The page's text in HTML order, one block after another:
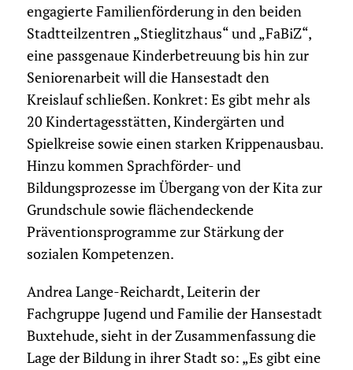
engagierte Familienförderung in den beiden
Stadtteilzentren „Stieglitzhaus“ und „FaBiZ“,
eine passgenaue Kinderbetreuung bis hin zur
Seniorenarbeit will die Hansestadt den
Kreislauf schließen. Konkret: Es gibt mehr als
20 Kindertagesstätten, Kindergärten und
Spielkreise sowie einen starken Krippenausbau.
Hinzu kommen Sprachförder- und
Bildungsprozesse im Übergang von der Kita zur
Grundschule sowie flächendeckende
Präventionsprogramme zur Stärkung der
sozialen Kompetenzen.
Andrea Lange-Reichardt, Leiterin der
Fachgruppe Jugend und Familie der Hansestadt
Buxtehude, sieht in der Zusammenfassung die
Lage der Bildung in ihrer Stadt so: „Es gibt eine